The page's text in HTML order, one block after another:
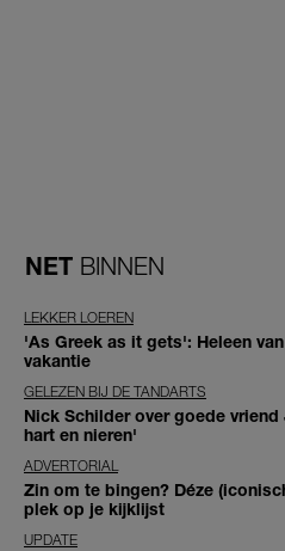
NET BINNEN
LEKKER LOEREN
'As Greek as it gets': Heleen
vakantie
GELEZEN BIJ DE TANDARTS
Nick Schilder over goede
hart en nieren'
ADVERTORIAL
Zin om te bingen? Déze
plek op je kijklijst
UPDATE